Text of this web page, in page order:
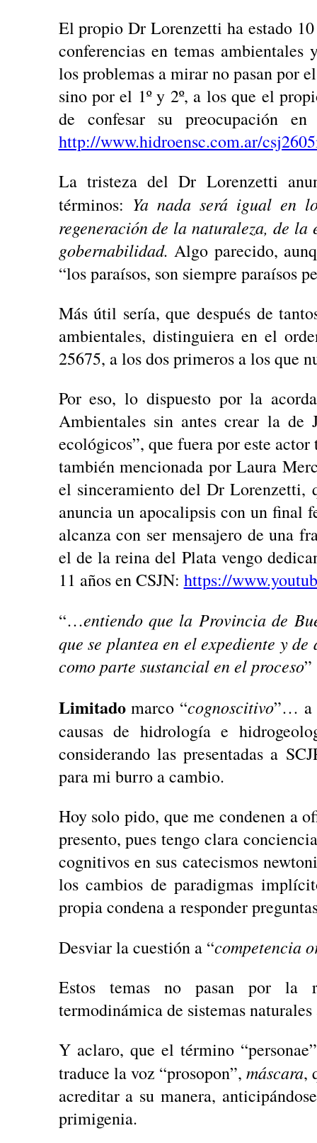
El propio Dr Lorenzetti ha estado
conferencias en temas ambientales
los problemas a mirar no pasan por
sino por el 1º y 2º, a los que el
de confesar su preocupación
http://www.hidroensc.com.ar/
La tristeza del Dr Lorenzetti
términos: Ya nada será igual en
regeneración de la naturaleza, de la
gobernabilidad. Algo parecido,
“los paraísos, son siempre paraísos
Más útil sería, que después de
ambientales, distinguiera en el
25675, a los dos primeros a los que
Por eso, lo dispuesto por la
Ambientales sin antes crear la de
ecológicos”, que fuera por este
también mencionada por Laura
el sinceramiento del Dr Lorenzetti,
anuncia un apocalipsis con un final
alcanza con ser mensajero de una
el de la reina del Plata vengo
11 años en CSJN: https://
“…entiendo que la Provincia de
que se plantea en el expediente y
como parte sustancial en el proceso”
Limitadomarco “cognoscitivo”… a
causas de hidrología e
considerando las presentadas a
para mi burro a cambio.
Hoy solo pido, que me condenen a
presento, pues tengo clara
cognitivos en sus catecismos
los cambios de paradigmas
propia condena a responder
Desviar la cuestión a “competencia
Estos temas no pasan por la
termodinámica de sistemas
Y aclaro, que el término
traduce la voz “prosopon”, máscara,
acreditar a su manera,
primigenia.